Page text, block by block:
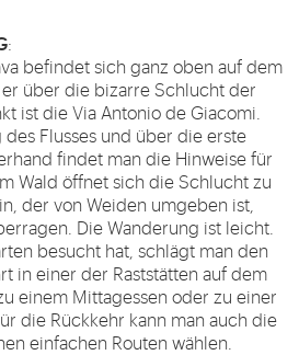
:
befindet sich ganz oben auf dem
über die bizarre Schlucht der
ist die Via Antonio de Giacomi.
Flusses und über die erste
findet man die Hinweise für
Wald öffnet sich die Schlucht zu
der von Weiden umgeben ist,
Die Wanderung ist leicht.
besucht hat, schlägt man den
in einer der Raststätten auf dem
einem Mittagessen oder zu einer
die Rückkehr kann man auch die
einfachen Routen wählen.